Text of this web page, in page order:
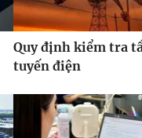
Quy định kiểm tra
tuyến điện